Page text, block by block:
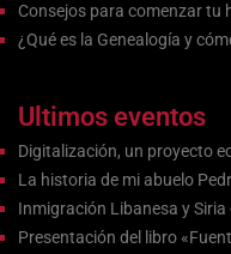
Consejos para comenzar tu
¿Qué es la Genealogía y
Ultimos eventos
Digitalización, un proyecto
La historia de mi abuelo
Inmigración Libanesa y Siria
Presentación del libro